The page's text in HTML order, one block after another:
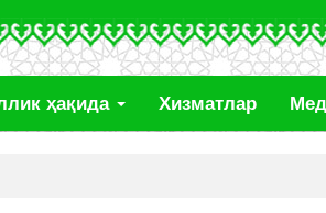
ҳақида Хизматлар